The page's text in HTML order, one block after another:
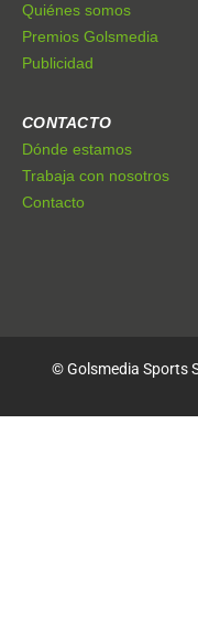
Quiénes somos
Premios Golsmedia
Publicidad
CONTACTO
Dónde estamos
Trabaja con nosotros
Contacto
© Golsmedia Sports